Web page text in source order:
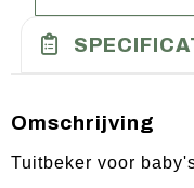
Omschrijving
Tuitbeker voor